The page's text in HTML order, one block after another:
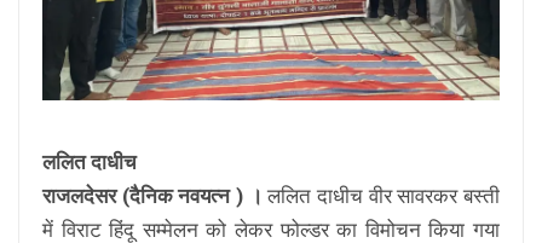
ललित दाधीच
राजलदेसर (दैनिक नवयत्न ) । ललित दाधीच वीर सावरकर बस्ती
में विराट हिंदू सम्मेलन को लेकर फोल्डर का विमोचन किया गया